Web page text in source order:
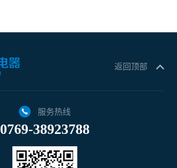
返回顶部
服务热线
0769-38923788